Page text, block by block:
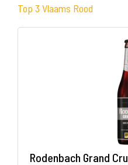
Top 3 Vlaams Rood
Rodenbach Grand Cru